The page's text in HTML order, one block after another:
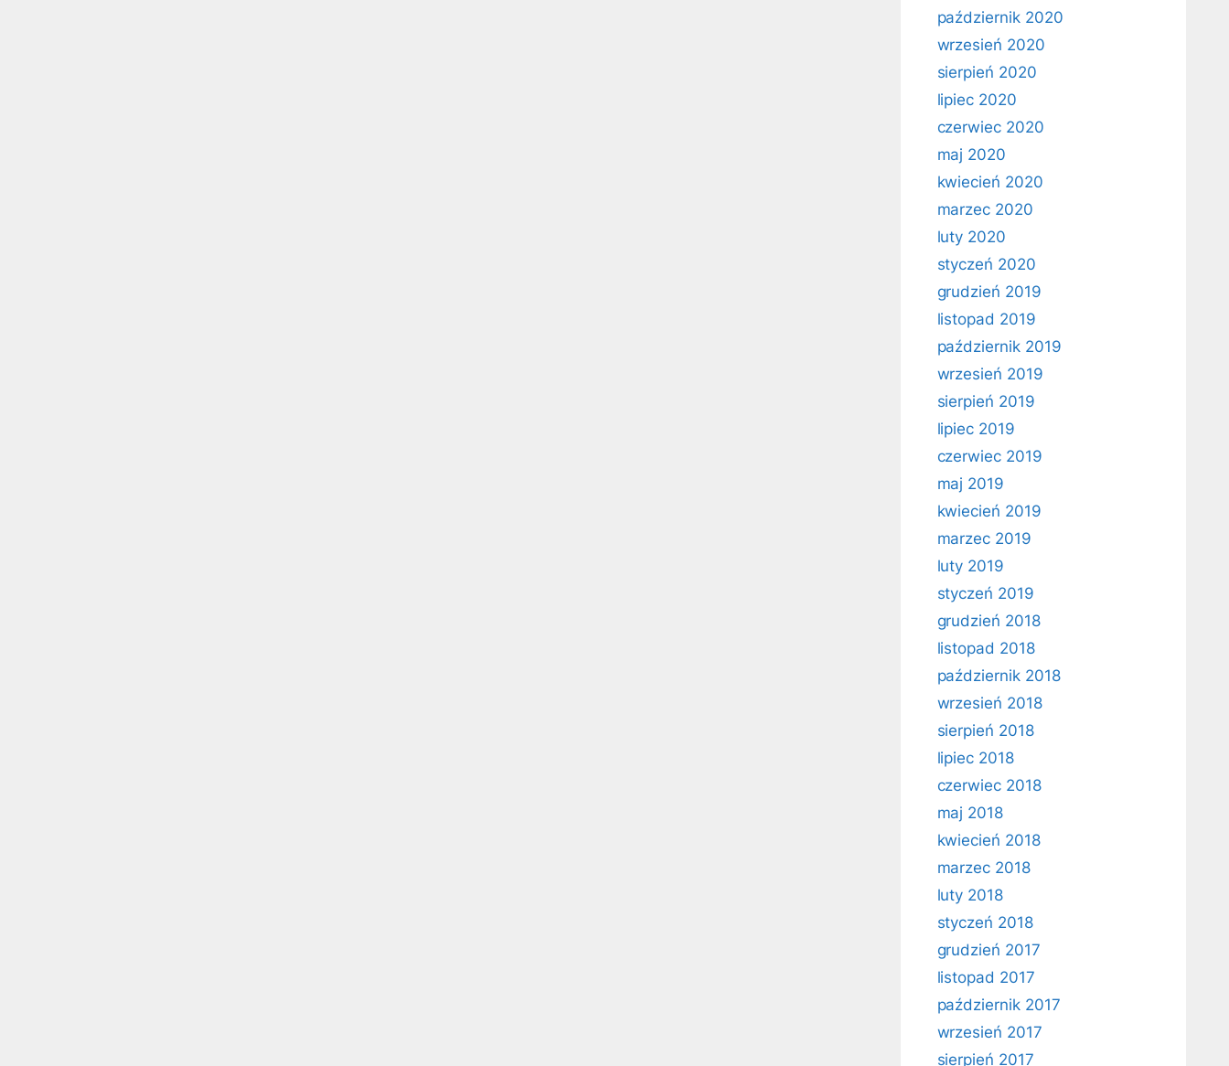
październik 2020
wrzesień 2020
sierpień 2020
lipiec 2020
czerwiec 2020
maj 2020
kwiecień 2020
marzec 2020
luty 2020
styczeń 2020
grudzień 2019
listopad 2019
październik 2019
wrzesień 2019
sierpień 2019
lipiec 2019
czerwiec 2019
maj 2019
kwiecień 2019
marzec 2019
luty 2019
styczeń 2019
grudzień 2018
listopad 2018
październik 2018
wrzesień 2018
sierpień 2018
lipiec 2018
czerwiec 2018
maj 2018
kwiecień 2018
marzec 2018
luty 2018
styczeń 2018
grudzień 2017
listopad 2017
październik 2017
wrzesień 2017
sierpień 2017